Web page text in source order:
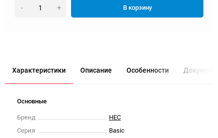
- + В корзину
Характеристики Описание Особенности
Основные
Бренд
HEC
Серия
Basic